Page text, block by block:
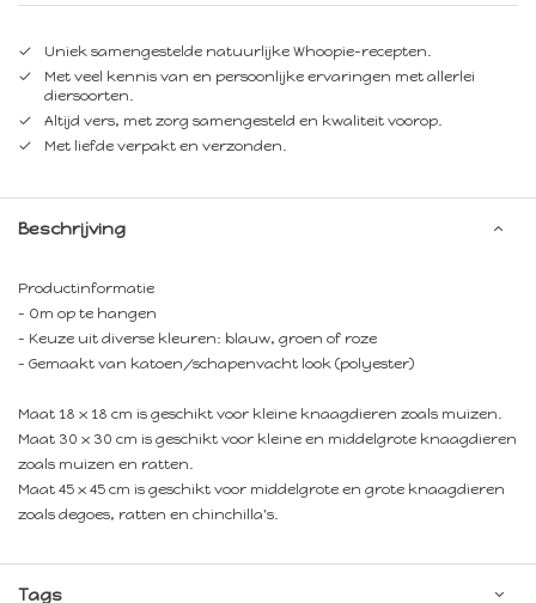
Uniek samengestelde natuurlijke Whoopie-recepten.
Met veel kennis van en persoonlijke ervaringen met allerlei
diersoorten.
Altijd vers, met zorg samengesteld en kwaliteit voorop.
Met liefde verpakt en verzonden.
Beschrijving
Productinformatie
- Om op te hangen
- Keuze uit diverse kleuren: blauw, groen of roze
- Gemaakt van katoen/schapenvacht look (polyester)
Maat 18 x 18 cm is geschikt voor kleine knaagdieren zoals muizen.
Maat 30 x 30 cm is geschikt voor kleine en middelgrote knaagdieren
zoals muizen en ratten.
Maat 45 x 45 cm is geschikt voor middelgrote en grote knaagdieren
zoals degoes, ratten en chinchilla's.
Tags